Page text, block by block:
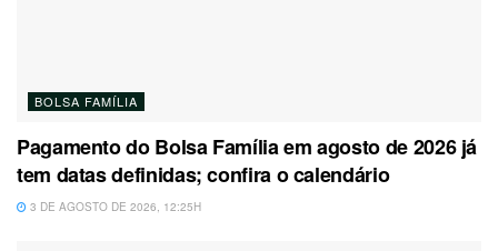
BOLSA FAMÍLIA
Pagamento do Bolsa Família em agosto de 2026 já
tem datas definidas; confira o calendário
3 DE AGOSTO DE 2026, 12:25H